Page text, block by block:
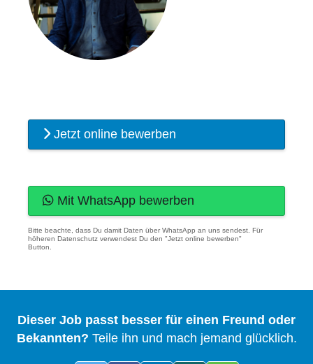
Jetzt online bewerben
Mit WhatsApp bewerben
Bitte beachte, dass Du damit Daten über WhatsApp an uns sendest. Für
höheren Datenschutz verwendest Du den "Jetzt online bewerben"
Button.
Dieser Job passt besser für einen Freund oder
Bekannten? Teile ihn und mach jemand glücklich.